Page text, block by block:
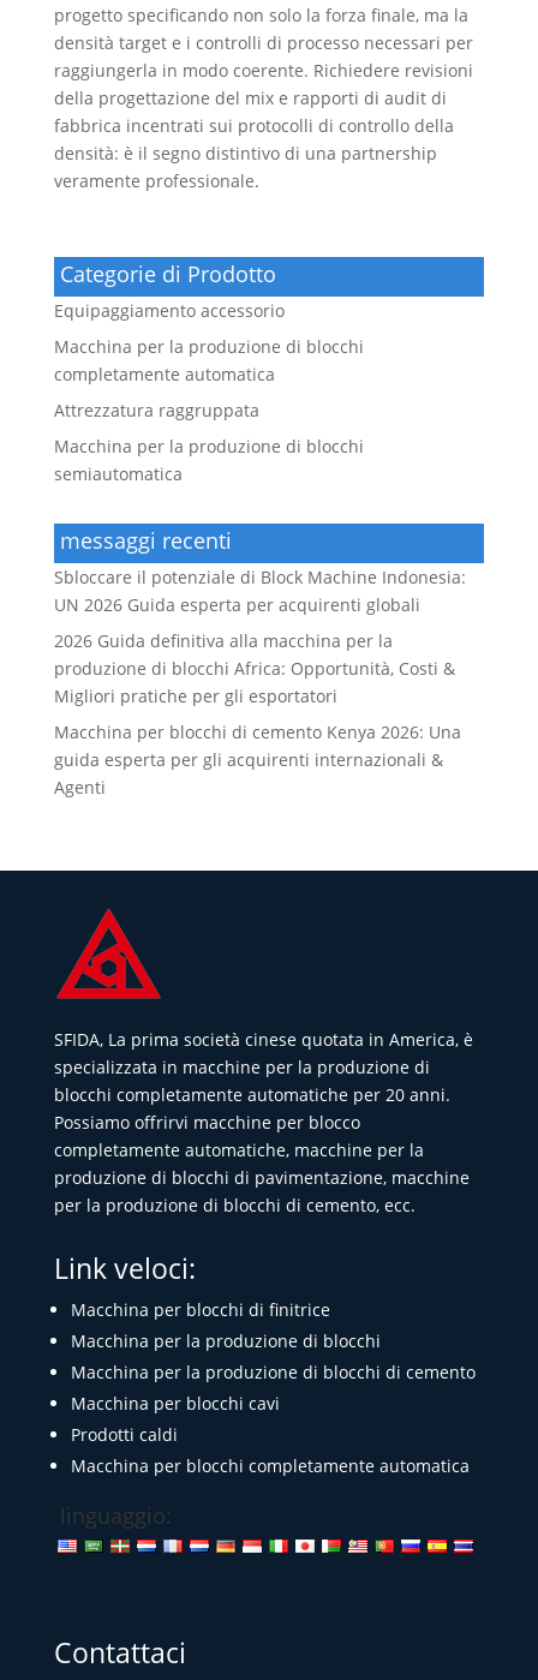
progetto specificando non solo la forza finale, ma la
densità target e i controlli di processo necessari per
raggiungerla in modo coerente. Richiedere revisioni
della progettazione del mix e rapporti di audit di
fabbrica incentrati sui protocolli di controllo della
densità: è il segno distintivo di una partnership
veramente professionale.
Categorie di Prodotto
Equipaggiamento accessorio
Macchina per la produzione di blocchi
completamente automatica
Attrezzatura raggruppata
Macchina per la produzione di blocchi
semiautomatica
messaggi recenti
Sbloccare il potenziale di Block Machine Indonesia:
UN 2026 Guida esperta per acquirenti globali
2026 Guida definitiva alla macchina per la
produzione di blocchi Africa: Opportunità, Costi &
Migliori pratiche per gli esportatori
Macchina per blocchi di cemento Kenya 2026: Una
guida esperta per gli acquirenti internazionali &
Agenti
SFIDA, La prima società cinese quotata in America, è
specializzata in macchine per la produzione di
blocchi completamente automatiche per 20 anni.
Possiamo offrirvi macchine per blocco
completamente automatiche, macchine per la
produzione di blocchi di pavimentazione, macchine
per la produzione di blocchi di cemento, ecc.
Link veloci:
Macchina per blocchi di finitrice
Macchina per la produzione di blocchi
Macchina per la produzione di blocchi di cemento
Macchina per blocchi cavi
Prodotti caldi
Macchina per blocchi completamente automatica
linguaggio:
Contattaci